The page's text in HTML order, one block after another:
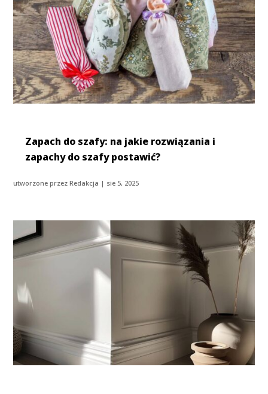
Zapach do szafy: na jakie rozwiązania i
zapachy do szafy postawić?
utworzone przezRedakcja | sie 5, 2025